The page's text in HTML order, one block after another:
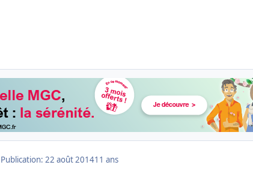
Publication: 22 août 201411 ans